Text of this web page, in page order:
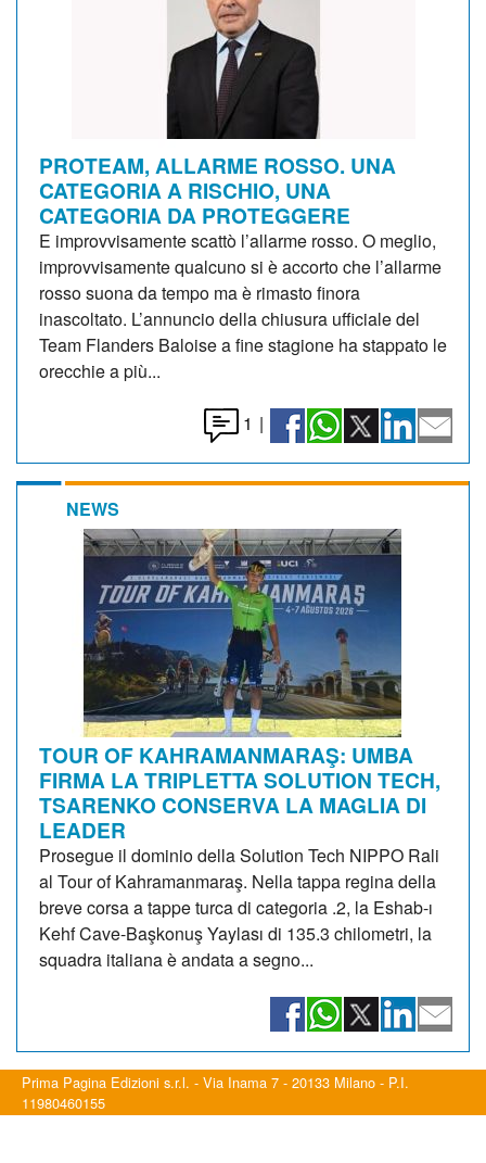
PROTEAM, ALLARME ROSSO. UNA
CATEGORIA A RISCHIO, UNA
CATEGORIA DA PROTEGGERE
E improvvisamente scattò l’allarme rosso. O meglio,
improvvisamente qualcuno si è accorto che l’allarme
rosso suona da tempo ma è rimasto finora
inascoltato. L’annuncio della chiusura ufficiale del
Team Flanders Baloise a fine stagione ha stappato le
orecchie a più...
1 |
NEWS
TOUR OF KAHRAMANMARAŞ: UMBA
FIRMA LA TRIPLETTA SOLUTION TECH,
TSARENKO CONSERVA LA MAGLIA DI
LEADER
Prosegue il dominio della Solution Tech NIPPO Rali
al Tour of Kahramanmaraş. Nella tappa regina della
breve corsa a tappe turca di categoria .2, la Eshab-ı
Kehf Cave-Başkonuş Yaylası di 135.3 chilometri, la
squadra italiana è andata a segno...
Prima Pagina Edizioni s.r.l. - Via Inama 7 - 20133 Milano - P.I.
11980460155